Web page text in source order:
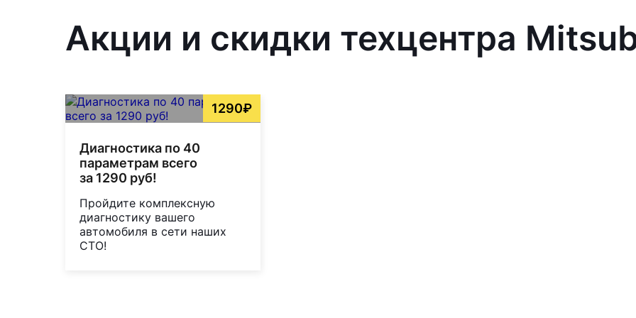
Акции и скидки техцентра
1290₽
Диагностика по 40
параметрам всего
за 1290 руб!
Пройдите комплексную
диагностику вашего
автомобиля в сети наших
СТО!